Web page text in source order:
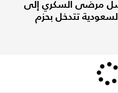
مرضى السكري إلى
تتدخل بحزم